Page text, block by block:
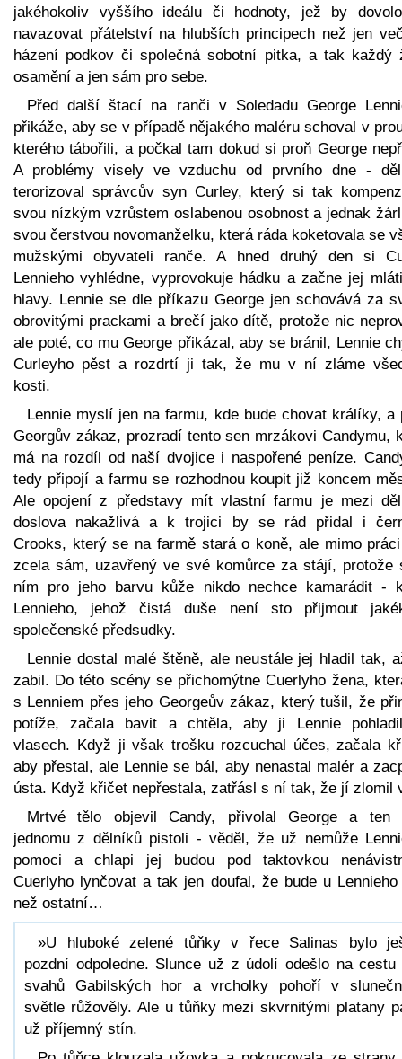
jakéhokoliv vyššího ideálu či hodnoty, jež by
navazovat přátelství na hlubších principech než jen
házení podkov či společná sobotní pitka, a tak každý
osamění a jen sám pro sebe.
Před další štací na ranči v Soledadu George
přikáže, aby se v případě nějakého maléru schoval v
kterého tábořili, a počkal tam dokud si proň George
A problémy visely ve vzduchu od prvního dne -
terorizoval správcův syn Curley, který si tak
svou nízkým vzrůstem oslabenou osobnost a jednak
svou čerstvou novomanželku, která ráda koketovala se
mužskými obyvateli ranče. A hned druhý den si
Lennieho vyhlédne, vyprovokuje hádku a začne jej
hlavy. Lennie se dle příkazu George jen schovává za
obrovitými prackami a brečí jako dítě, protože nic
ale poté, co mu George přikázal, aby se bránil, Lennie
Curleyho pěst a rozdrtí ji tak, že mu v ní zláme
kosti.
Lennie myslí jen na farmu, kde bude chovat králíky, a
Georgův zákaz, prozradí tento sen mrzákovi Candymu,
má na rozdíl od naší dvojice i naspořené peníze.
tedy připojí a farmu se rozhodnou koupit již koncem
Ale opojení z představy mít vlastní farmu je mezi
doslova nakažlivá a k trojici by se rád přidal i
Crooks, který se na farmě stará o koně, ale mimo
zcela sám, uzavřený ve své komůrce za stájí, protože
ním pro jeho barvu kůže nikdo nechce kamarádit -
Lennieho, jehož čistá duše není sto přijmout
společenské předsudky.
Lennie dostal malé štěně, ale neustále jej hladil tak,
zabil. Do této scény se přichomýtne Cuerlyho žena,
s Lenniem přes jeho Georgeův zákaz, který tušil, že
potíže, začala bavit a chtěla, aby ji Lennie
vlasech. Když ji však trošku rozcuchal účes, začala
aby přestal, ale Lennie se bál, aby nenastal malér a
ústa. Když křičet nepřestala, zatřásl s ní tak, že jí zlomil
Mrtvé tělo objevil Candy, přivolal George a ten
jednomu z dělníků pistoli - věděl, že už nemůže
pomoci a chlapi jej budou pod taktovkou
Cuerlyho lynčovat a tak jen doufal, že bude u
než ostatní…
»U hluboké zelené tůňky v řece Salinas bylo
pozdní odpoledne. Slunce už z údolí odešlo na cestu
svahů Gabilských hor a vrcholky pohoří v
světle růžověly. Ale u tůňky mezi skvrnitými platany
už příjemný stín.